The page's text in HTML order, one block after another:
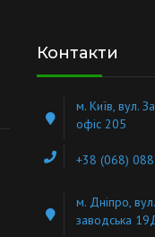
Контакти
м. Київ, вул.
офіс 205
+38 (068)
м. Дніпро,
заводська